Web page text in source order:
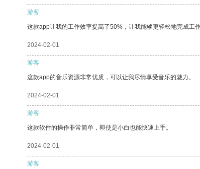
游客
这款app让我的工作效率提高了50%，让我能够更轻松地完成工
2024-02-01
游客
这款app的音乐资源非常优质，可以让我尽情享受音乐的魅力。
2024-02-01
游客
这款软件的操作非常简单，即使是小白也能快速上手。
2024-02-01
游客